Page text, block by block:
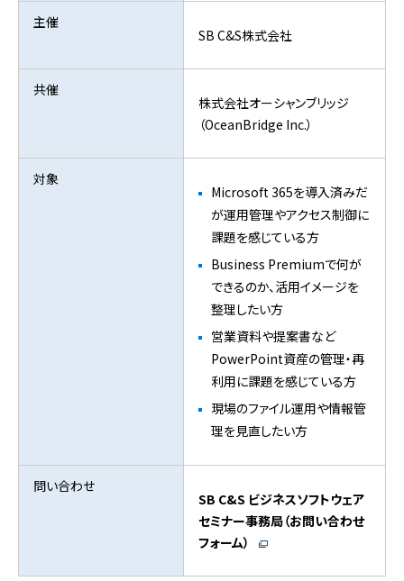
主催
SB C&S株式会社
共催
株式会社オーシャンブリッジ
（OceanBridge Inc.）
対象
Microsoft 365を導入済みだ
が運用管理やアクセス制御に
課題を感じている方
Business Premiumで何が
できるのか、活用イメージを
整理したい方
営業資料や提案書など
PowerPoint資産の管理・再
利用に課題を感じている方
現場のファイル運用や情報管
理を見直したい方
問い合わせ
SB C&S ビジネスソフトウェア
セミナー事務局（お問い合わせ
フォーム）